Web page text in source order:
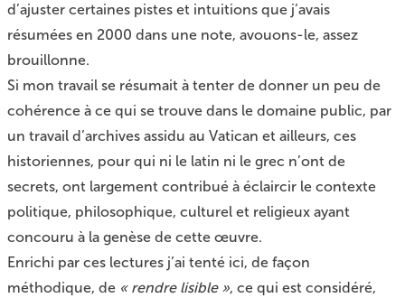
d’ajuster certaines pistes et intuitions que j’avais
résumées en 2000 dans une note, avouons-le, assez
brouillonne.
Si mon travail se résumait à tenter de donner un peu de
cohérence à ce qui se trouve dans le domaine public, par
un travail d’archives assidu au Vatican et ailleurs, ces
historiennes, pour qui ni le latin ni le grec n’ont de
secrets, ont largement contribué à éclaircir le contexte
politique, philosophique, culturel et religieux ayant
concouru à la genèse de cette œuvre.
Enrichi par ces lectures j’ai tenté ici, de façon
méthodique, de « rendre lisible », ce qui est considéré,